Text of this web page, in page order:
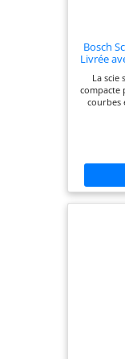
Allen,
Bosch
Livrée
La scie
compacte
courbes
l'acier
lame de